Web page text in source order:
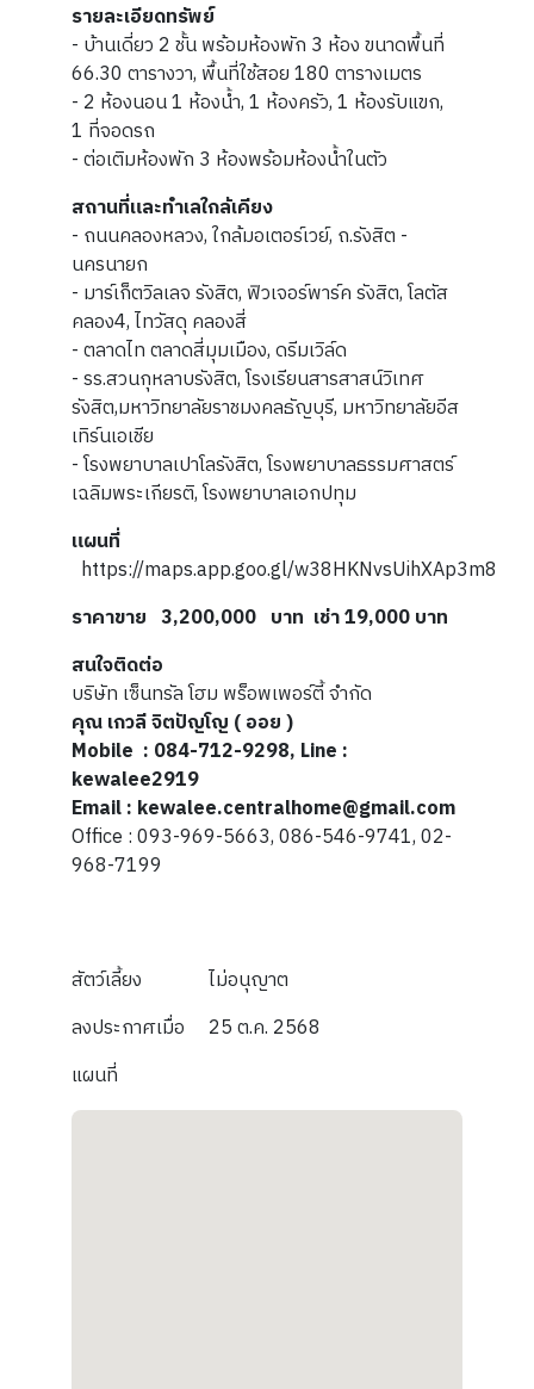
รายละเอียดทรัพย์
- บ้านเดี่ยว 2 ชั้น พร้อมห้องพัก 3 ห้อง ขนาดพื้นที่
66.30 ตารางวา, พื้นที่ใช้สอย 180 ตารางเมตร
- 2 ห้องนอน 1 ห้องน้ำ, 1 ห้องครัว, 1 ห้องรับแขก,
1 ที่จอดรถ
- ต่อเติมห้องพัก 3 ห้องพร้อมห้องน้ำในตัว
สถานที่และทำเลใกล้เคียง
- ถนนคลองหลวง, ใกล้มอเตอร์เวย์, ถ.รังสิต -
นครนายก
- มาร์เก็ตวิลเลจ รังสิต, ฟิวเจอร์พาร์ค รังสิต, โลตัส
คลอง4, ไทวัสดุ คลองสี่
- ตลาดไท ตลาดสี่มุมเมือง, ดรีมเวิล์ด
- รร.สวนกุหลาบรังสิต, โรงเรียนสารสาสน์วิเทศ
รังสิต,มหาวิทยาลัยราชมงคลธัญบุรี, มหาวิทยาลัยอีส
เทิร์นเอเชีย
- โรงพยาบาลเปาโลรังสิต, โรงพยาบาลธรรมศาสตร์
เฉลิมพระเกียรติ, โรงพยาบาลเอกปทุม
แผนที่
https://maps.app.goo.gl/w38HKNvsUihXAp3m8
ราคาขาย 3,200,000 บาท เช่า 19,000 บาท
สนใจติดต่อ
บริษัท เซ็นทรัล โฮม พร็อพเพอร์ตี้ จำกัด
คุณ เกวลี จิตปัญโญ ( ออย )
Mobile : 084-712-9298, Line :
kewalee2919
Email : kewalee.centralhome@gmail.com
Office : 093-969-5663, 086-546-9741, 02-
968-7199
สัตว์เลี้ยง
ไม่อนุญาต
ลงประกาศเมื่อ
25 ต.ค. 2568
แผนที่